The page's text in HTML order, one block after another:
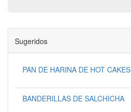
Sugeridos
PAN DE HARINA DE HOT CAKES
BANDERILLAS DE SALCHICHA